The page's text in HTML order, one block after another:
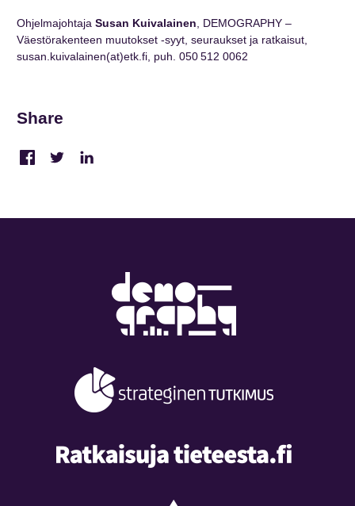
Ohjelmajohtaja Susan Kuivalainen , DEMOGRAPHY –
Väestörakenteen muutokset -syyt, seuraukset ja ratkaisut,
susan.kuivalainen(at)etk.fi, puh. 050 512 0062
Share